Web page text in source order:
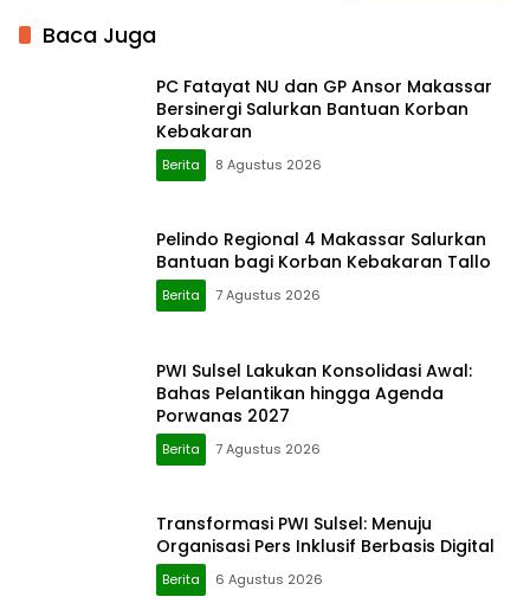
Baca Juga
PC Fatayat NU dan GP Ansor Makassar
Bersinergi Salurkan Bantuan Korban
Kebakaran
Berita 8 Agustus 2026
Pelindo Regional 4 Makassar Salurkan
Bantuan bagi Korban Kebakaran Tallo
Berita 7 Agustus 2026
PWI Sulsel Lakukan Konsolidasi Awal:
Bahas Pelantikan hingga Agenda
Porwanas 2027
Berita 7 Agustus 2026
Transformasi PWI Sulsel: Menuju
Organisasi Pers Inklusif Berbasis Digital
Berita 6 Agustus 2026